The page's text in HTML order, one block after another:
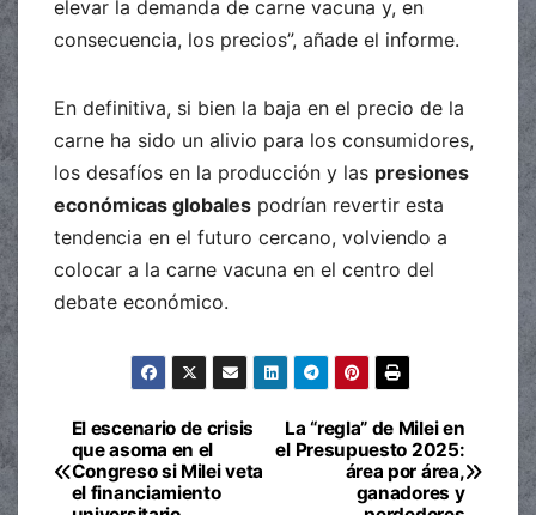
elevar la demanda de carne vacuna y, en
consecuencia, los precios”, añade el informe.
En definitiva, si bien la baja en el precio de la
carne ha sido un alivio para los consumidores,
los desafíos en la producción y las presiones
económicas globales podrían revertir esta
tendencia en el futuro cercano, volviendo a
colocar a la carne vacuna en el centro del
debate económico.
Navegación
de
La “regla” de Milei en
el Presupuesto 2025:
área por área,
ganadores y
El escenario de crisis
que asoma en el
Congreso si Milei veta
el financiamiento